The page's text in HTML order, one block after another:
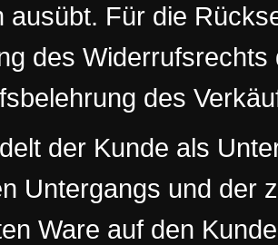
ausübt. Für die
des
des
der Kunde als
Untergangs und der
Ware auf den